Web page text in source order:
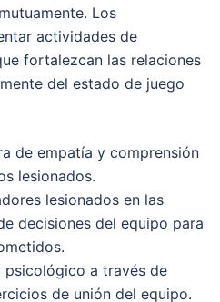
Los
actividades de
fortalezcan las relaciones
del estado de juego
de empatía y comprensión
lesionados.
lesionados en las
decisiones del equipo para
a través de
de unión del equipo.